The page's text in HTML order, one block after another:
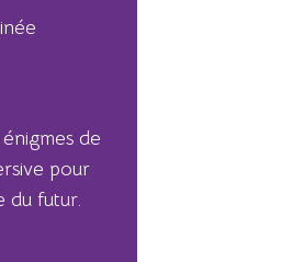
de
pour
du futur.